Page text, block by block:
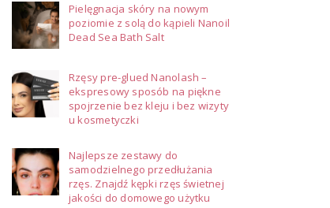
Pielęgnacja skóry na nowym
poziomie z solą do kąpieli Nanoil
Dead Sea Bath Salt
Rzęsy pre-glued Nanolash –
ekspresowy sposób na piękne
spojrzenie bez kleju i bez wizyty
u kosmetyczki
Najlepsze zestawy do
samodzielnego przedłużania
rzęs. Znajdź kępki rzęs świetnej
jakości do domowego użytku